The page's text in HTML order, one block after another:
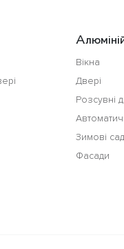
Вікна
Двері
Розсувні
Зимові
Фасади